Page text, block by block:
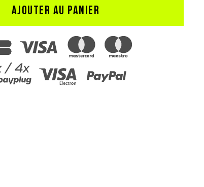
AJOUTER AU PANIER